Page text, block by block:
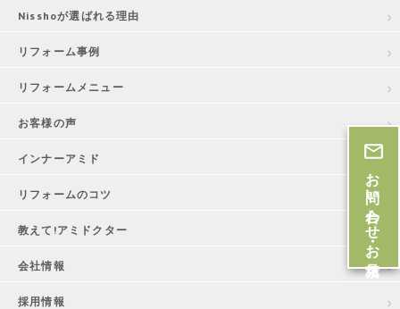
Nisshoが選ばれる理由
リフォーム事例
リフォームメニュー
お客様の声
インナーアミド
リフォームのコツ
教えて!アミドクター
会社情報
採用情報
お問い合わせ・お見積